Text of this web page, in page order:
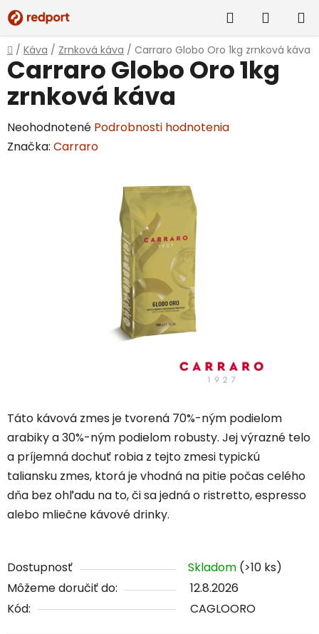
Prejsť
na
obsah
Hľadať
KOŠÍK
Domov
/ Káva / Zrnková káva / Carraro Globo Oro 1kg zrnková káva
Táto kávová zmes je tvorená 70%-ným podielom
arabiky a 30%-ným podielom robusty. Jej výrazné telo
a príjemná dochuť robia z tejto zmesi typickú
taliansku zmes, ktorá je vhodná na pitie počas celého
dňa bez ohľadu na to, či sa jedná o ristretto, espresso
alebo mliečne kávové drinky.
Dostupnosť Skladom (>10 ks)
Môžeme doručiť do:
12.8.2026
Kód:
CAGLOORO
Carraro Globo Oro 1kg
zrnková káva
Priemerné
hodnotenie
Neohodnotené Podrobnosti hodnotenia
Značka: Carraro